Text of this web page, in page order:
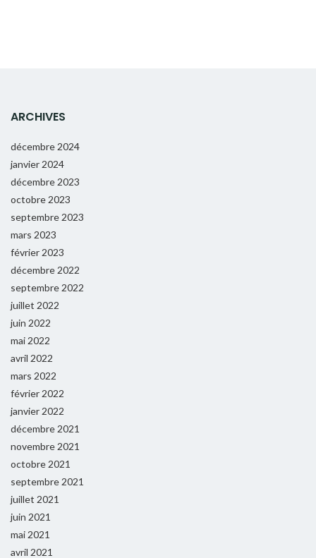
ARCHIVES
décembre 2024
janvier 2024
décembre 2023
octobre 2023
septembre 2023
mars 2023
février 2023
décembre 2022
septembre 2022
juillet 2022
juin 2022
mai 2022
avril 2022
mars 2022
février 2022
janvier 2022
décembre 2021
novembre 2021
octobre 2021
septembre 2021
juillet 2021
juin 2021
mai 2021
avril 2021